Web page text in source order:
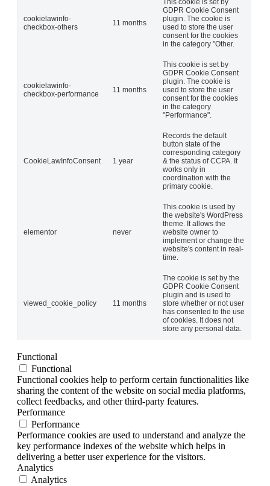
cookielawinfo-
checkbox-others
11 months
This cookie is set by
GDPR Cookie Consent
plugin. The cookie is
used to store the user
consent for the cookies
in the category "Other.
cookielawinfo-
checkbox-performance
11 months
This cookie is set by
GDPR Cookie Consent
plugin. The cookie is
used to store the user
consent for the cookies
in the category
"Performance".
CookieLawInfoConsent 1 year
Records the default
button state of the
corresponding category
& the status of CCPA. It
works only in
coordination with the
primary cookie.
elementor never
This cookie is used by
the website's WordPress
theme. It allows the
website owner to
implement or change the
website's content in real-
time.
viewed_cookie_policy 11 months
The cookie is set by the
GDPR Cookie Consent
plugin and is used to
store whether or not user
has consented to the use
of cookies. It does not
store any personal data.
Functional
Functional
Functional cookies help to perform certain functionalities like
sharing the content of the website on social media platforms,
collect feedbacks, and other third-party features.
Performance
Performance
Performance cookies are used to understand and analyze the
key performance indexes of the website which helps in
delivering a better user experience for the visitors.
Analytics
Analytics